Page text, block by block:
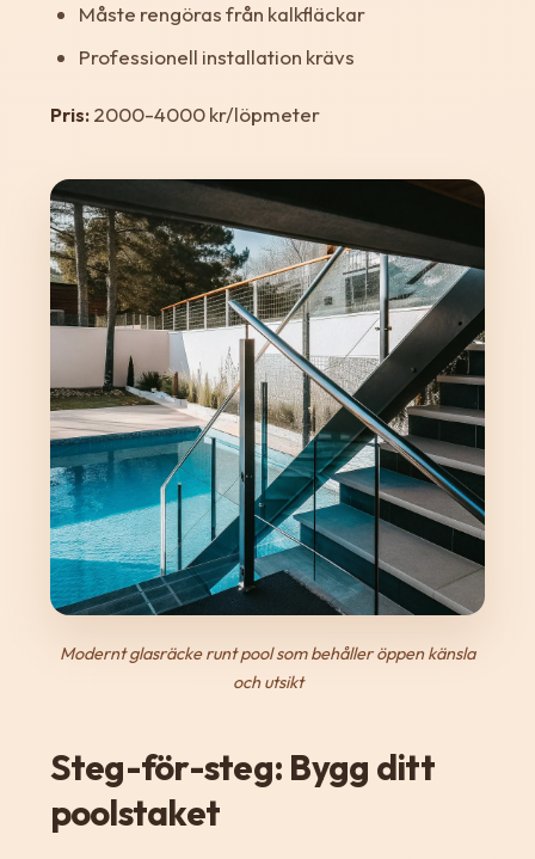
Måste rengöras från kalkfläckar
Professionell installation krävs
Pris:2000-4000 kr/löpmeter
Modernt glasräcke runt pool som behåller öppen känsla
och utsikt
Steg-för-steg: Bygg ditt
poolstaket